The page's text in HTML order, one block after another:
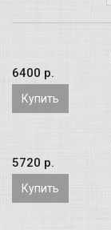
6400 p.
Купить
5720 p.
Купить